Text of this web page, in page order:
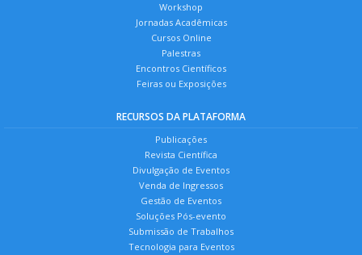
Workshop
Jornadas Acadêmicas
Cursos Online
Palestras
Encontros Científicos
Feiras ou Exposições
RECURSOS DA PLATAFORMA
Publicações
Revista Científica
Divulgação de Eventos
Venda de Ingressos
Gestão de Eventos
Soluções Pós-evento
Submissão de Trabalhos
Tecnologia para Eventos